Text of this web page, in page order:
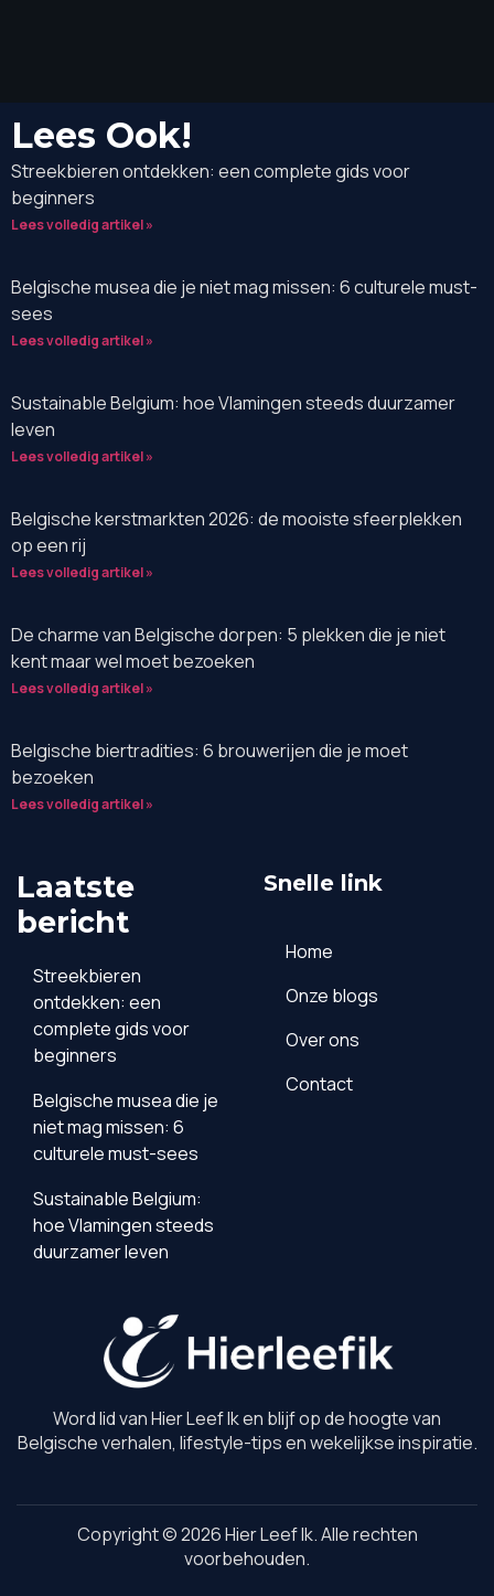
Lees Ook!
Streekbieren ontdekken: een complete gids voor
beginners
Lees volledig artikel »
Belgische musea die je niet mag missen: 6 culturele must-
sees
Lees volledig artikel »
Sustainable Belgium: hoe Vlamingen steeds duurzamer
leven
Lees volledig artikel »
Belgische kerstmarkten 2026: de mooiste sfeerplekken
op een rij
Lees volledig artikel »
De charme van Belgische dorpen: 5 plekken die je niet
kent maar wel moet bezoeken
Lees volledig artikel »
Belgische biertradities: 6 brouwerijen die je moet
bezoeken
Lees volledig artikel »
Laatste
bericht
Streekbieren
ontdekken: een
complete gids voor
beginners
Belgische musea die je
niet mag missen: 6
culturele must-sees
Sustainable Belgium:
hoe Vlamingen steeds
duurzamer leven
Snelle link
Home
Onze blogs
Over ons
Contact
Word lid van Hier Leef Ik en blijf op de hoogte van
Belgische verhalen, lifestyle-tips en wekelijkse inspiratie.
Copyright © 2026 Hier Leef Ik. Alle rechten
voorbehouden.